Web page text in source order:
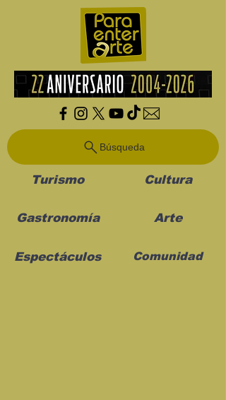
Búsqueda
Turismo Cultura
Gastronomía Arte
Espectáculos Comunidad